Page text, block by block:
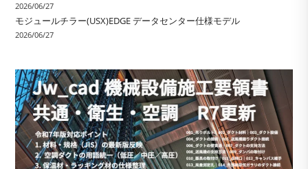
2026/06/27
モジュールチラー(USX)EDGE データセンター仕様モデル
2026/06/27